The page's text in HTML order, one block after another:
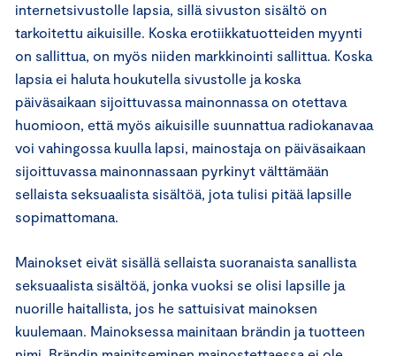
internetsivustolle lapsia, sillä sivuston sisältö on
tarkoitettu aikuisille. Koska erotiikkatuotteiden myynti
on sallittua, on myös niiden markkinointi sallittua. Koska
lapsia ei haluta houkutella sivustolle ja koska
päiväsaikaan sijoittuvassa mainonnassa on otettava
huomioon, että myös aikuisille suunnattua radiokanavaa
voi vahingossa kuulla lapsi, mainostaja on päiväsaikaan
sijoittuvassa mainonnassaan pyrkinyt välttämään
sellaista seksuaalista sisältöä, jota tulisi pitää lapsille
sopimattomana.
Mainokset eivät sisällä sellaista suoranaista sanallista
seksuaalista sisältöä, jonka vuoksi se olisi lapsille ja
nuorille haitallista, jos he sattuisivat mainoksen
kuulemaan. Mainoksessa mainitaan brändin ja tuotteen